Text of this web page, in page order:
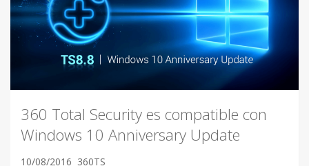
360 Total Security es compatible con
Windows 10 Anniversary Update
10/08/2016 360TS